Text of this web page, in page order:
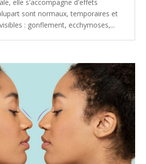
elle s'accompagne d'effets
sont normaux, temporaires et
: gonflement, ecchymoses,...